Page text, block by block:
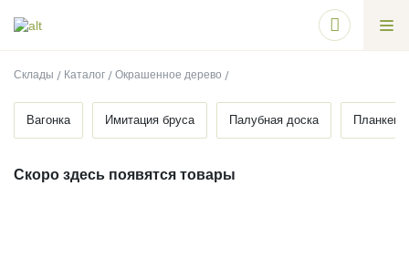
Склады Каталог Окрашенное дерево
Вагонка Имитация бруса Палубная доска Планкен
Скоро здесь появятся товары